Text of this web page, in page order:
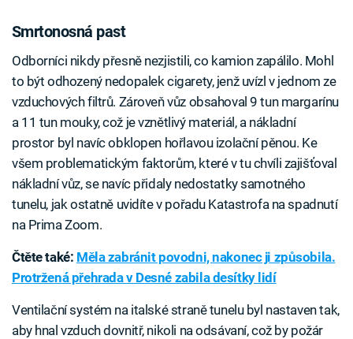
Smrtonosná past
Odborníci nikdy přesně nezjistili, co kamion zapálilo. Mohl
to být odhozený nedopalek cigarety, jenž uvízl v jednom ze
vzduchových filtrů. Zároveň vůz obsahoval 9 tun margarínu
a 11 tun mouky, což je vznětlivý materiál, a nákladní
prostor byl navíc obklopen hořlavou izolační pěnou. Ke
všem problematickým faktorům, které v tu chvíli zajišťoval
nákladní vůz, se navíc přidaly nedostatky samotného
tunelu, jak ostatně uvidíte v pořadu Katastrofa na spadnutí
na Prima Zoom.
Čtěte také: Měla zabránit povodni, nakonec ji způsobila.
Protržená přehrada v Desné zabila desítky lidí
Ventilační systém na italské straně tunelu byl nastaven tak,
aby hnal vzduch dovnitř, nikoli na odsávaní, což by požár